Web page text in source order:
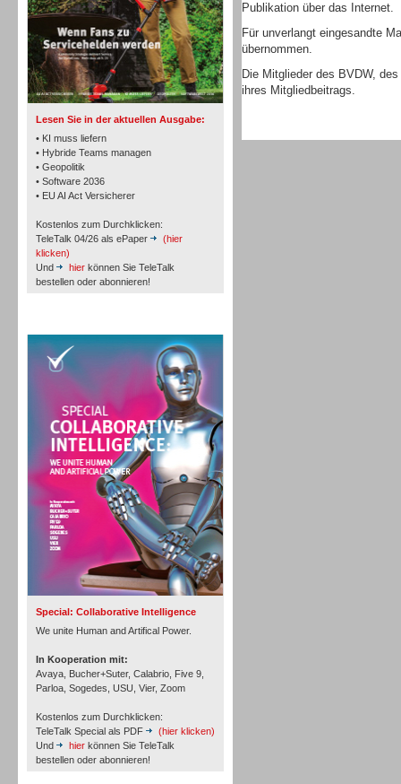
Lesen Sie in der aktuellen Ausgabe:
• KI muss liefern
• Hybride Teams managen
• Geopolitik
• Software 2036
• EU AI Act Versicherer
Kostenlos zum Durchklicken:
TeleTalk 04/26 als ePaper
(hier
klicken)
Und
hier können Sie TeleTalk
bestellen oder abonnieren!
Special: Collaborative Intelligence
We unite Human and Artifical Power.
In Kooperation mit:
Avaya, Bucher+Suter, Calabrio, Five 9,
Parloa, Sogedes, USU, Vier, Zoom
Kostenlos zum Durchklicken:
TeleTalk Special als PDF
(hier klicken)
Und
hier können Sie TeleTalk
bestellen oder abonnieren!
TK- und ACD-Systeme
Workforce-Management
Personal
Inbound
Publikation über das Internet.
Für unverlangt eingesandte
übernommen.
Die Mitglieder des BVDW,
ihres Mitgliedbeitrags.